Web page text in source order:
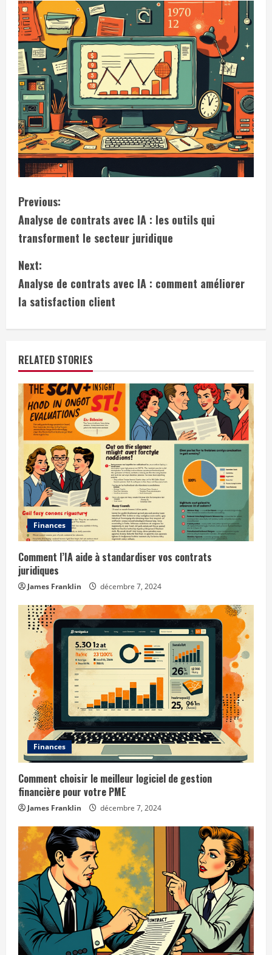
C
o
n
t
i
n
u
e
R
e
a
d
i
n
g
Previous:
Analyse de contrats avec IA : les outils qui
transforment le secteur juridique
Next:
Analyse de contrats avec IA : comment améliorer
la satisfaction client
RELATED STORIES
Finances
Comment l’IA aide à standardiser vos contrats
juridiques
James Franklin décembre 7, 2024
Finances
Comment choisir le meilleur logiciel de gestion
financière pour votre PME
James Franklin décembre 7, 2024